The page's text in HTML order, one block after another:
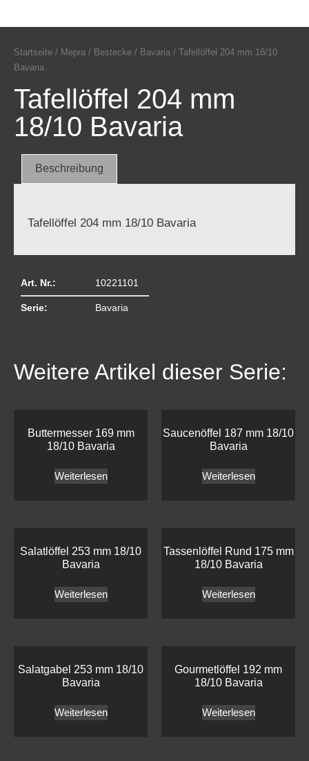
Startseite / Mepra / Bestecke / Bavaria / Tafellöffel 204 mm 18/10
Bavaria
Tafellöffel 204 mm
18/10 Bavaria
Beschreibung
Tafellöffel 204 mm 18/10 Bavaria
Art. Nr.: 10221101
Serie: Bavaria
Weitere Artikel dieser Serie:
Buttermesser 169 mm
18/10 Bavaria
Weiterlesen
Saucenöffel 187 mm 18/10
Bavaria
Weiterlesen
Salatlöffel 253 mm 18/10
Bavaria
Weiterlesen
Tassenlöffel Rund 175 mm
18/10 Bavaria
Weiterlesen
Salatgabel 253 mm 18/10
Bavaria
Weiterlesen
Gourmetlöffel 192 mm
18/10 Bavaria
Weiterlesen